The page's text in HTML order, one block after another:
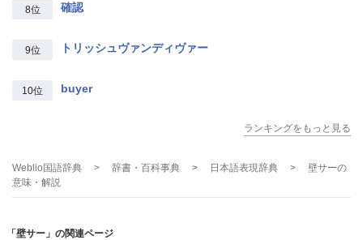
8位 確認
9位 トリッシュヴァンディヴァー
10位 buyer
ランキングをもっと見る
Weblio国語辞典 > 辞書・百科事典 > 日本語表現辞典 > 壁サーの
意味・解説
「壁サー」の関連ページ